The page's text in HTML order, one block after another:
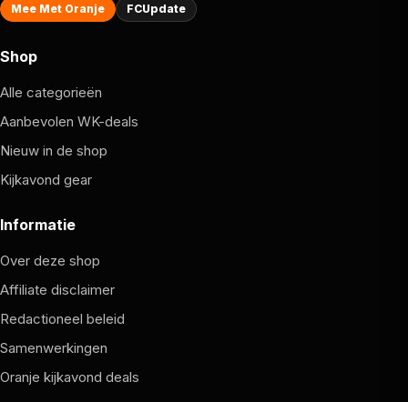
Mee Met Oranje
FCUpdate
Shop
Alle categorieën
Aanbevolen WK-deals
Nieuw in de shop
Kijkavond gear
Informatie
Over deze shop
Affiliate disclaimer
Redactioneel beleid
Samenwerkingen
Oranje kijkavond deals